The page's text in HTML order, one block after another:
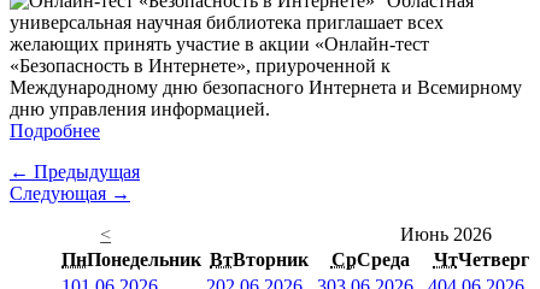
универсальная научная библиотека приглашает всех
желающих принять участие в акции «Онлайн-тест
«Безопасность в Интернете», приуроченной к
Международному дню безопасного Интернета и Всемирному
дню управления информацией.
Подробнее
← Предыдущая
Следующая →
<
Июнь 2026
ПнПонедельник ВтВторник СрСреда ЧтЧетверг